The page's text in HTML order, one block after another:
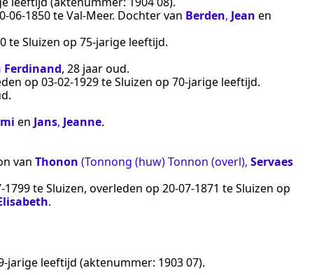
teVal-Meer. Dochter van Berden, Jean en
teSluizen op 75-jarige leeftijd.
Ferdinand, 28 jaar oud.
op 03‑02‑1929teSluizen op 70-jarige leeftijd.
en Jans, Jeanne.
van Thonon (Tonnong (huw) Tonnon (overl), Servaes
teSluizen, overleden op 20‑07‑1871 teSluizen op
.
jarige leeftijd (aktenummer: 1903 07).